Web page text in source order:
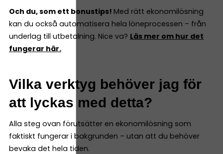
Och du, som ett bonustips! Med rätt ekonomilösning
kan du också automatisera hela löneprocessen – från
underlag till utbetalning. Nice va? Läs mer om hur det
fungerar här.
Vilka verktyg behöver jag för
att lyckas med detta?
Alla steg ovan förutsätter en ekonomilösning som
faktiskt fungerar i bakgrunden – utan att du behöver
bevaka det hela tiden.